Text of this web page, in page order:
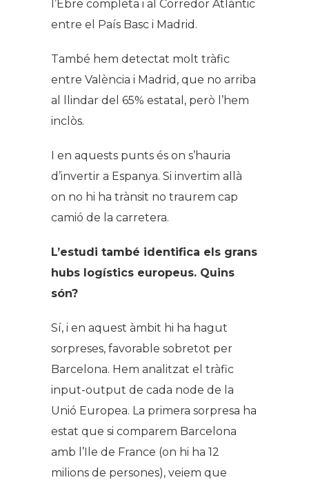
l’Ebre completa i al Corredor Atlàntic
entre el País Basc i Madrid.
També hem detectat molt tràfic
entre València i Madrid, que no arriba
al llindar del 65% estatal, però l’hem
inclòs.
I en aquests punts és on s’hauria
d’invertir a Espanya. Si invertim allà
on no hi ha trànsit no traurem cap
camió de la carretera.
L’estudi també identifica els grans
hubs logístics europeus. Quins
són?
Sí, i en aquest àmbit hi ha hagut
sorpreses, favorable sobretot per
Barcelona. Hem analitzat el tràfic
input-output de cada node de la
Unió Europea. La primera sorpresa ha
estat que si comparem Barcelona
amb l’Ile de France (on hi ha 12
milions de persones), veiem que